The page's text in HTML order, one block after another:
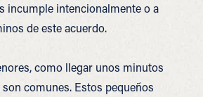
incumple intencionalmente o a
de este acuerdo.
como llegar unos minutos
comunes. Estos pequeños